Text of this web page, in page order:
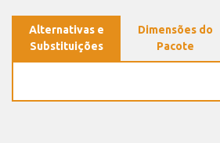
Alternativas e
Substituições
Dimensões do
Pacote